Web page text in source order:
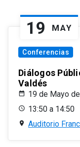
19 MAY
Conferencias
Diálogos
Valdés
19 de Mayo
13:50 a 14:50
Auditorio